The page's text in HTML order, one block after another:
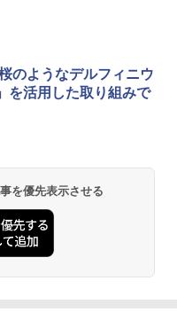
ンレス保冷剤 2個セット 2
急速冷凍 空間倍増 衛生的
力長持ち
よけスプレー 熊スプレー
超強力クマ対策スプレー 30
のようなデルフィニウ
を活用した取り組みで
を優先表示させる